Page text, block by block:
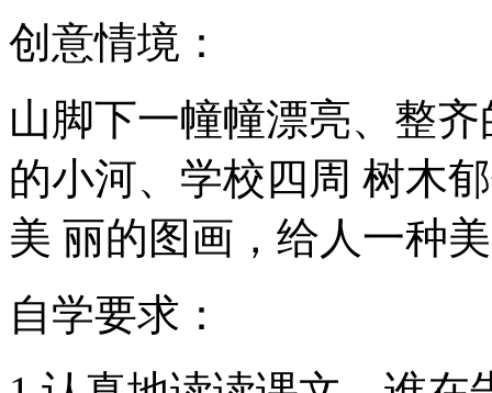
创意情境：
山脚下一幢幢漂亮、整
的小河、学校四周 树木
美 丽的图画，给人一种
自学要求：